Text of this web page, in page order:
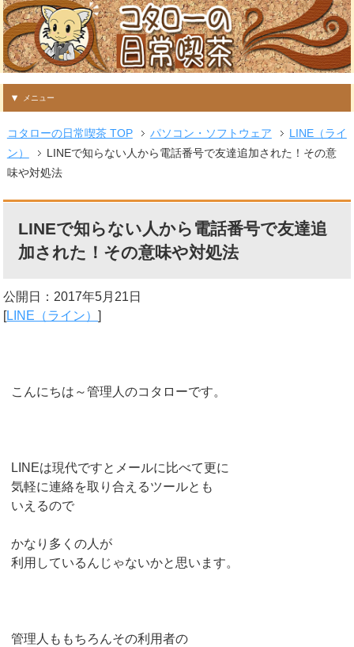
メニュー
コタローの日常喫茶 TOP パソコン・ソフトウェア
LINE（ライ
ン）
LINEで知らない人から電話番号で友達追加された！その意
味や対処法
LINEで知らない人から電話番号で友達追
加された！その意味や対処法
公開日： 2017年5月21日
[LINE（ライン）]
こんにちは～管理人のコタローです。
LINEは現代ですとメールに比べて更に
気軽に連絡を取り合えるツールとも
いえるので
かなり多くの人が
利用しているんじゃないかと思います。
管理人ももちろんその利用者の